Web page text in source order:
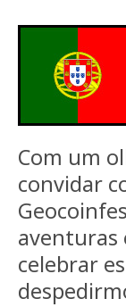
Com um
convidar
aventuras
celebrar